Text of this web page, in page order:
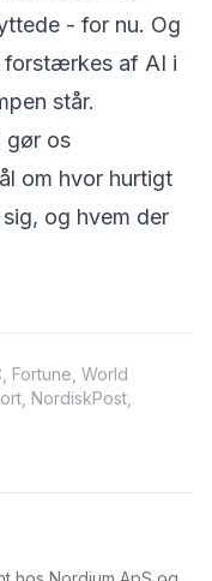
- for nu. Og
forstærkes af AI i
står.
gør os
om hvor hurtigt
og hvem der
Fortune World
NordiskPost